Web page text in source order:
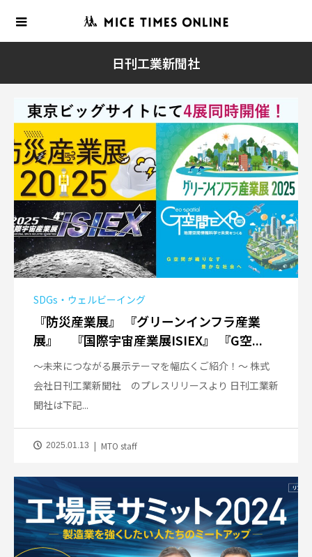
日刊工業新聞社
SDGs・ウェルビーイング
『防災産業展』 『グリーンインフラ産業
展』 『国際宇宙産業展ISIEX』 『G空...
～未来につながる展示テーマを幅広くご紹介！～ 株式
会社日刊工業新聞社 のプレスリリースより 日刊工業新
聞社は下記...
2025.01.13 MTO staff